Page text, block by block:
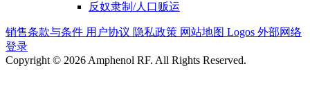
反奴隶制/人口贩运
销售条款与条件 用户协议 隐私政策 网站地图 Logos 外部网络
登录
Copyright © 2026 Amphenol RF. All Rights Reserved.